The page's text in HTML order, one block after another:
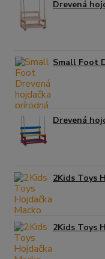
Drevená
Small Foot
Drevená
2Kids Toys
2Kids Toys